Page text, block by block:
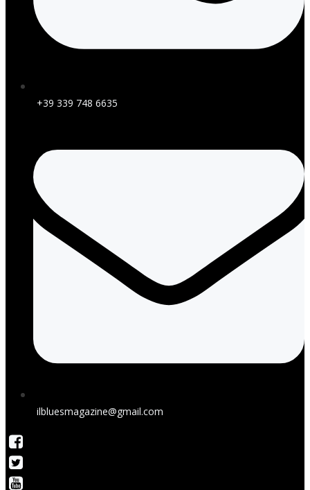
+39 339 748 6635
ilbluesmagazine@gmail.com